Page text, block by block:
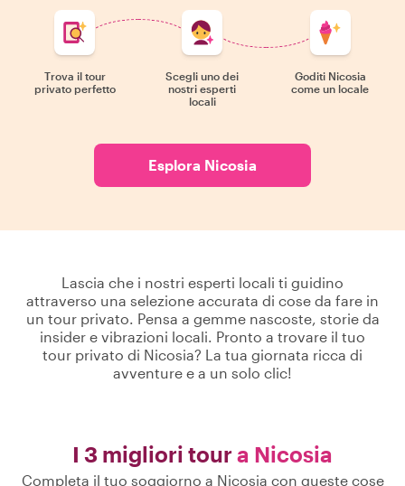
Trova il tour
privato perfetto
Scegli uno dei
nostri esperti
locali
Goditi Nicosia
come un locale
Esplora Nicosia
Lascia che i nostri esperti locali ti guidino
attraverso una selezione accurata di cose da fare in
un tour privato. Pensa a gemme nascoste, storie da
insider e vibrazioni locali. Pronto a trovare il tuo
tour privato di Nicosia? La tua giornata ricca di
avventure e a un solo clic!
I 3 migliori tour a Nicosia
Completa il tuo soggiorno a Nicosia con queste cose